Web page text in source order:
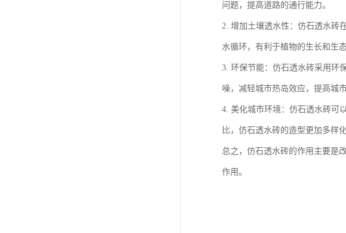
问题，提高道路的通行能力。
2. 增加土壤透水性：仿石透水砖
水循环，有利于植物的生长和生
3. 环保节能：仿石透水砖采用环
噪，减轻城市热岛效应，提高城
4. 美化城市环境：仿石透水砖可
比，仿石透水砖的造型更加多样
总之，仿石透水砖的作用主要是
作用。